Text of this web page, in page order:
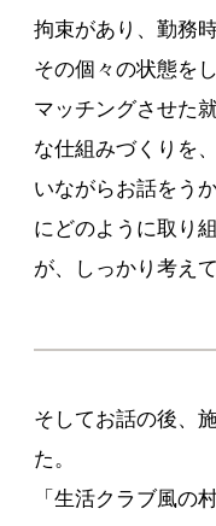
拘束があり、勤務
その個々の状態を
マッチングさせた
な仕組みづくりを
いながらお話をう
にどのように取り
が、しっかり考え
そしてお話の後、
た。
「生活クラブ風